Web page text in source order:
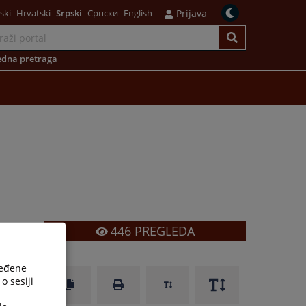
Hrvatski Srpski Српски English Prijava
pretraga
446PREGLEDA
sesiji